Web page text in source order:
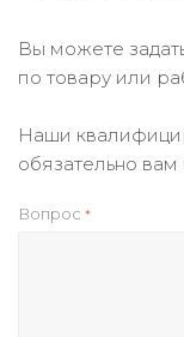
Вы можете
по товару или
Наши
обязательно вам
Вопрос *